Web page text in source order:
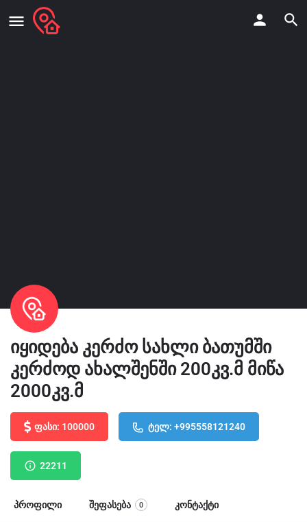
იყიდება კერძო სახლი ბათუმში
კერძოდ ახალშენში 200კვ.მ მიწა
2000კვ.მ
ფასი: 100000 ტელ: +995558121240
22211
პროფილი შეფასება 0 კონტაქტი